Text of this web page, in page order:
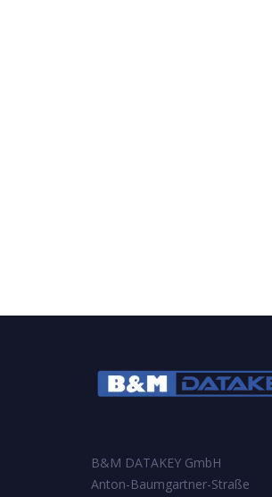
B&M DATAKEY GmbH
Anton-Baumgartner-Straße